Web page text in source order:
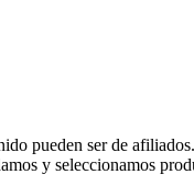
pueden ser de
y seleccionamos